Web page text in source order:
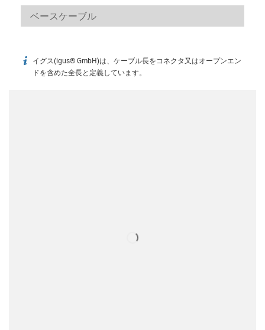
igus-icon-info
イグス(igus® GmbH)は、ケーブル長をコネクタ又はオープンエン
ドを含めた全長と定義しています。